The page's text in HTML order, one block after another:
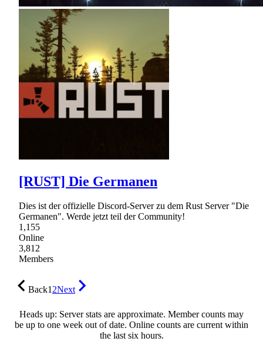
[RUST] Die Germanen
Dies ist der offizielle Discord-Server zu dem Rust Server "Die
Germanen". Werde jetzt teil der Community!
1,155
Online
3,812
Members
Back12Next
Heads up: Server stats are approximate. Member counts may
be up to one week out of date. Online counts are current within
the last six hours.